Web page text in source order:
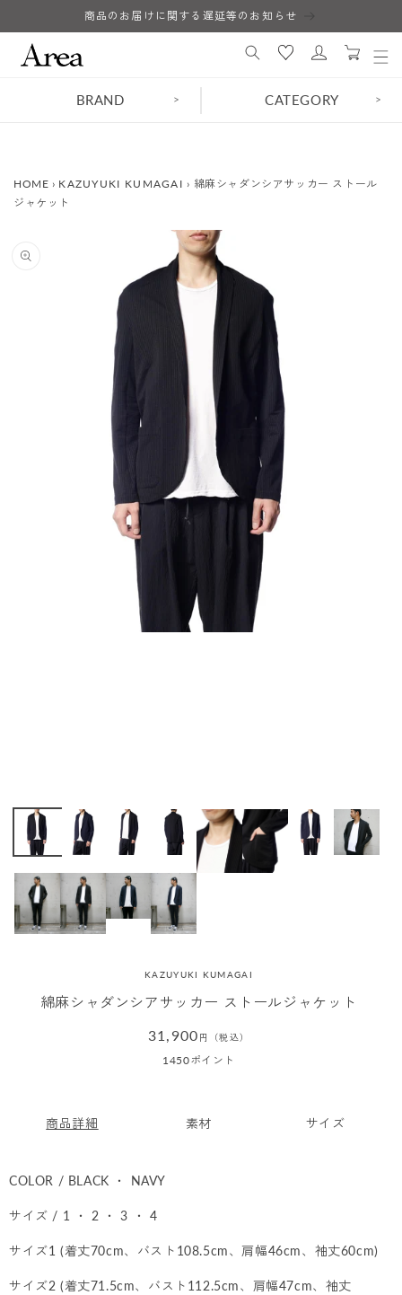
進む
商品のお届けに関する遅延等のお知らせ
ロ
イ
カ
ー
BRAND > CATEGORY >
HOME › KAZUYUKI KUMAGAI › 綿麻シャダンシアサッカー ストール
ジャケット
KAZUYUKI KUMAGAI
綿麻シャダンシアサッカー ストールジャケット
通
常
31,900 円（税込）
1450ポイント
商品詳細 素材 サイズ
COLOR / BLACK ・ NAVY
サイズ / 1 ・ 2 ・ 3 ・ 4
サイズ1 (着丈70cm、バスト108.5cm、肩幅46cm、袖丈60cm)
サイズ2 (着丈71.5cm、バスト112.5cm、肩幅47cm、袖丈